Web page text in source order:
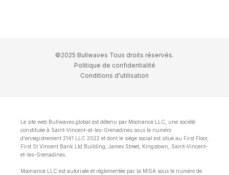
©2025 Bullwaves Tous droits réservés.
Politique de confidentialité
Conditions d'utilisation
Le site web Bullwaves.global est détenu par Moonance LLC, une société
constituée à Saint-Vincent-et-les-Grenadines sous le numéro
d'enregistrement 2141 LLC 2022 et dont le siège social est situé au First Floor,
First St Vincent Bank Ltd Building, James Street, Kingstown, Saint-Vincent-
et-les-Grenadines.
Moonance LLC est autorisée et réglementée par la MISA sous le numéro de